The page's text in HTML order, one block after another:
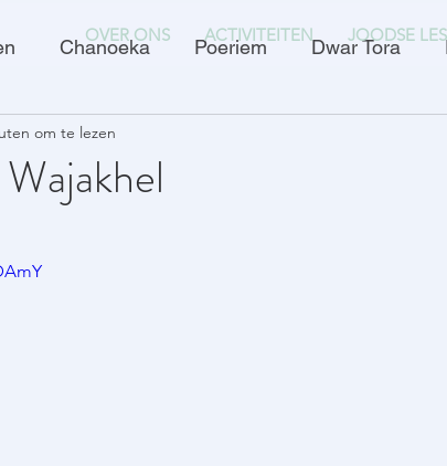
Chanoeka Poeriem Dwar Tora
om te lezen
OVER ONS ACTIVITEITEN JOODSE